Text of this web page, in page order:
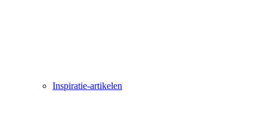
Inspiratie-artikelen